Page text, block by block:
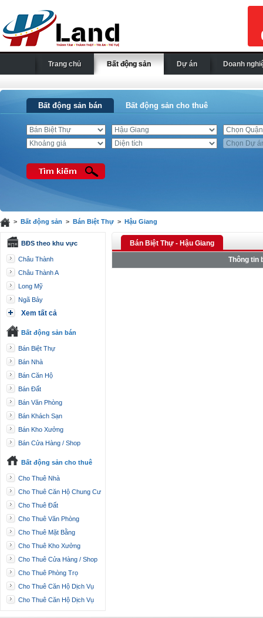
Trang chủ Bất động sản Dự án Doanh
Bất động sản bán Bất động sản cho thuê
> Bất động sản > Bán Biệt Thự> Hậu Giang
BĐS theo khu vực
Châu Thành
Châu Thành A
Long Mỹ
Ngã Bảy
Xem tất cả
Bất động sản bán
Bán Biệt Thự
Bán Nhà
Bán Căn Hộ
Bán Đất
Bán Văn Phòng
Bán Khách Sạn
Bán Kho Xưởng
Bán Cửa Hàng / Shop
Bất động sản cho thuê
Cho Thuê Nhà
Cho Thuê Căn Hộ Chung Cư
Cho Thuê Đất
Cho Thuê Văn Phòng
Cho Thuê Mặt Bằng
Cho Thuê Kho Xưởng
Cho Thuê Cửa Hàng / Shop
Cho Thuê Phòng Trọ
Cho Thuê Căn Hộ Dịch Vụ
Cho Thuê Căn Hộ Dịch Vụ
Bán Biệt Thự - Hậu Giang
Thông tin